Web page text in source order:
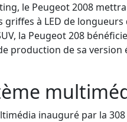
le Peugeot 2008
griffes à LED de
la Peugeot 208
production de sa version
inauguré par la